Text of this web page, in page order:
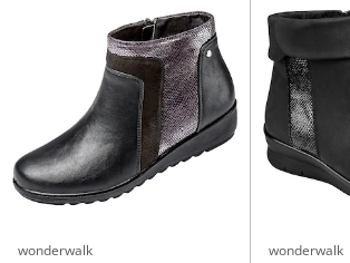
wonderwalk
wonderwalk